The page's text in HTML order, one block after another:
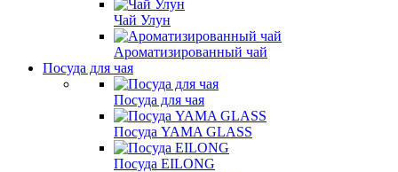
Чай Улун
Ароматизированный чай
Посуда для чая
Посуда для чая
Посуда YAMA GLASS
Посуда EILONG